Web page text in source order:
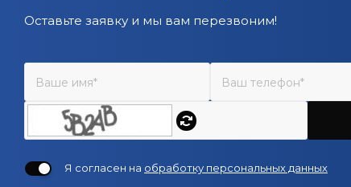
Оставьте заявку и мы вам перезвоним!
Я согласен на обработку персональных данных